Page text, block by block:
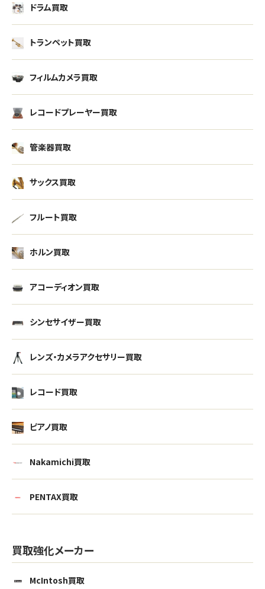
ドラム買取
トランペット買取
フィルムカメラ買取
レコードプレーヤー買取
管楽器買取
サックス買取
フルート買取
ホルン買取
アコーディオン買取
シンセサイザー買取
レンズ・カメラアクセサリー買取
レコード買取
ピアノ買取
Nakamichi買取
PENTAX買取
買取強化メーカー
McIntosh買取